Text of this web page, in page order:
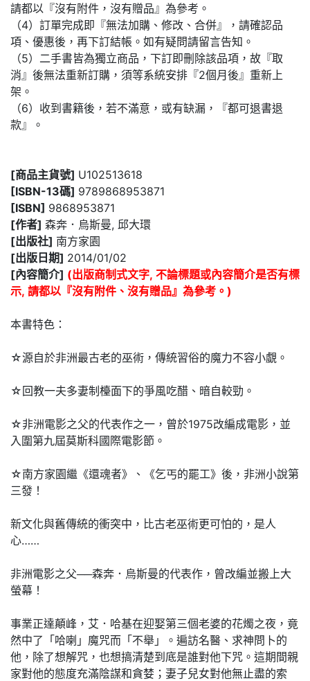
請都以『沒有附件，沒有贈品』為參考。
（4）訂單完成即『無法加購、修改、合併』，請確認品
項、優惠後，再下訂結帳。如有疑問請留言告知。
（5）二手書皆為獨立商品，下訂即刪除該品項，故『取
消』後無法重新訂購，須等系統安排『2個月後』重新上
架。
（6）收到書籍後，若不滿意，或有缺漏，『都可退書退
款』。
[商品主貨號] U102513618
[ISBN-13碼] 9789868953871
[ISBN] 9868953871
[作者]
森奔．烏斯曼, 邱大環
[出版社] 南方家園
[出版日期] 2014/01/02
[內容簡介] (出版商制式文字, 不論標題或內容簡介是否有標
示, 請都以『沒有附件、沒有贈品』為參考。)
本書特色：
☆源自於非洲最古老的巫術，傳統習俗的魔力不容小覷。
☆回教一夫多妻制檯面下的爭風吃醋、暗自較勁。
☆非洲電影之父的代表作之一，曾於1975改編成電影，並
入圍第九屆莫斯科國際電影節。
☆南方家園繼《還魂者》、《乞丐的罷工》後，非洲小說第
三發！
新文化與舊傳統的衝突中，比古老巫術更可怕的，是人
心……
非洲電影之父──森奔．烏斯曼的代表作，曾改編並搬上大
螢幕！
事業正達顛峰，艾．哈基在迎娶第三個老婆的花燭之夜，竟
然中了「哈喇」魔咒而「不舉」。遍訪名醫、求神問卜的
他，除了想解咒，也想搞清楚到底是誰對他下咒。這期間親
家對他的態度充滿陰謀和貪婪；妻子兒女對他無止盡的索